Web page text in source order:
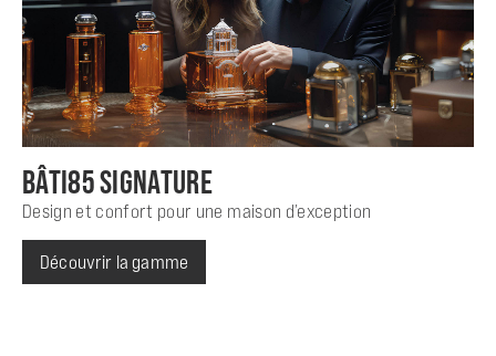
BÂTI85 SIGNATURE
Design et confort pour une maison d’exception
Découvrir la gamme